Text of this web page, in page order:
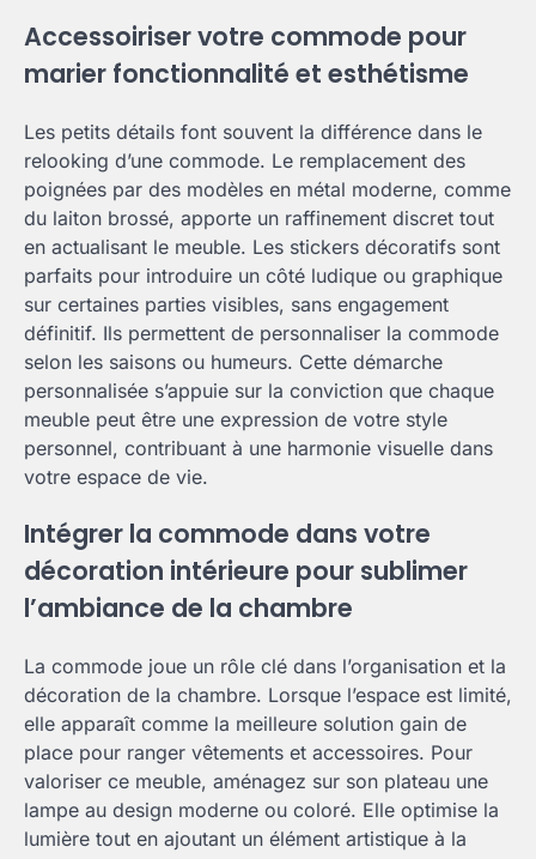
Accessoiriser votre commode pour
marier fonctionnalité et esthétisme
Les petits détails font souvent la différence dans le
relooking d’une commode. Le remplacement des
poignées par des modèles en métal moderne, comme
du laiton brossé, apporte un raffinement discret tout
en actualisant le meuble. Les stickers décoratifs sont
parfaits pour introduire un côté ludique ou graphique
sur certaines parties visibles, sans engagement
définitif. Ils permettent de personnaliser la commode
selon les saisons ou humeurs. Cette démarche
personnalisée s’appuie sur la conviction que chaque
meuble peut être une expression de votre style
personnel, contribuant à une harmonie visuelle dans
votre espace de vie.
Intégrer la commode dans votre
décoration intérieure pour sublimer
l’ambiance de la chambre
La commode joue un rôle clé dans l’organisation et la
décoration de la chambre. Lorsque l’espace est limité,
elle apparaît comme la meilleure solution gain de
place pour ranger vêtements et accessoires. Pour
valoriser ce meuble, aménagez sur son plateau une
lampe au design moderne ou coloré. Elle optimise la
lumière tout en ajoutant un élément artistique à la